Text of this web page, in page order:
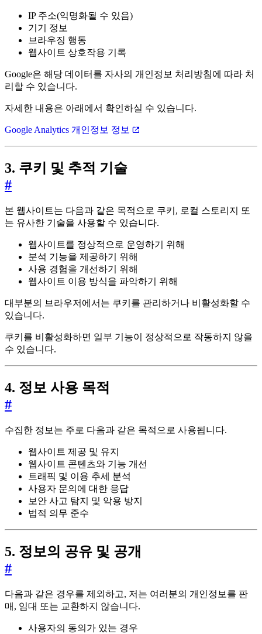
IP 주소(익명화될 수 있음)
기기 정보
브라우징 행동
웹사이트 상호작용 기록
Google은 해당 데이터를 자사의 개인정보 처리방침에 따라 처
리할 수 있습니다.
자세한 내용은 아래에서 확인하실 수 있습니다.
Google Analytics 개인정보 정보
3. 쿠키 및 추적 기술
#
본 웹사이트는 다음과 같은 목적으로 쿠키, 로컬 스토리지 또
는 유사한 기술을 사용할 수 있습니다.
웹사이트를 정상적으로 운영하기 위해
분석 기능을 제공하기 위해
사용 경험을 개선하기 위해
웹사이트 이용 방식을 파악하기 위해
대부분의 브라우저에서는 쿠키를 관리하거나 비활성화할 수
있습니다.
쿠키를 비활성화하면 일부 기능이 정상적으로 작동하지 않을
수 있습니다.
4. 정보 사용 목적
#
수집한 정보는 주로 다음과 같은 목적으로 사용됩니다.
웹사이트 제공 및 유지
웹사이트 콘텐츠와 기능 개선
트래픽 및 이용 추세 분석
사용자 문의에 대한 응답
보안 사고 탐지 및 악용 방지
법적 의무 준수
5. 정보의 공유 및 공개
#
다음과 같은 경우를 제외하고, 저는 여러분의 개인정보를 판
매, 임대 또는 교환하지 않습니다.
사용자의 동의가 있는 경우